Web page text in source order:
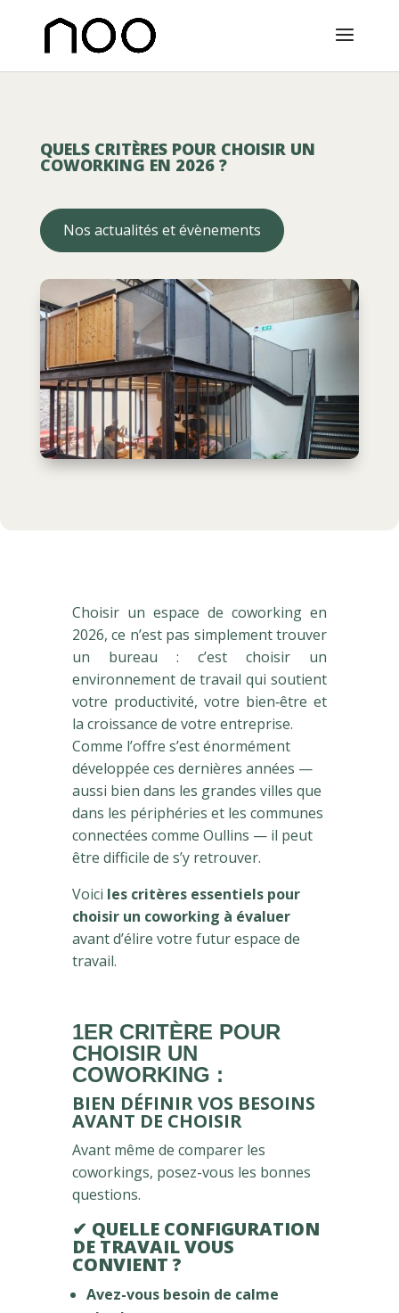
QUELS CRITÈRES POUR CHOISIR UN
COWORKING EN 2026 ?
Nos actualités et évènements
Choisir un espace de coworking en
2026, ce n’est pas simplement trouver
un bureau : c’est choisir un
environnement de travail qui soutient
votre productivité, votre bien‑être et
la croissance de votre entreprise.
Comme l’offre s’est énormément
développée ces dernières années —
aussi bien dans les grandes villes que
dans les périphéries et les communes
connectées comme Oullins — il peut
être difficile de s’y retrouver.
Voici les critères essentiels pour
choisir un coworking à évaluer
avant d’élire votre futur espace de
travail.
1ER CRITÈRE POUR
CHOISIR UN
COWORKING :
BIEN DÉFINIR VOS BESOINS
AVANT DE CHOISIR
Avant même de comparer les
coworkings, posez-vous les bonnes
questions.
✔ QUELLE CONFIGURATION
DE TRAVAIL VOUS
CONVIENT ?
Avez-vous besoin de calme